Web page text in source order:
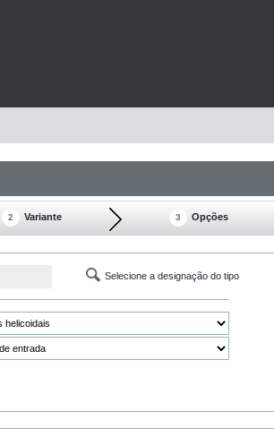
2 Variante 3 Opções
Selecione a designação do tipo